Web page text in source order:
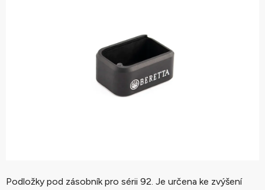
Podložky pod zásobník pro sérii 92. Je určena ke zvýšení